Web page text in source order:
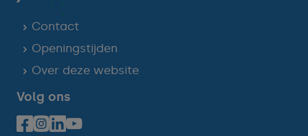
Contact
Openingstijden
Over deze website
Volg ons